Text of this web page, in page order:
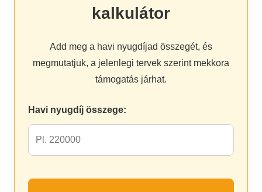
kalkulátor
Add meg a havi nyugdíjad összegét, és
megmutatjuk, a jelenlegi tervek szerint mekkora
támogatás járhat.
Havi nyugdíj összege: